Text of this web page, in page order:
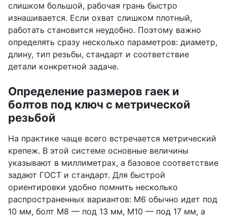
слишком большой, рабочая грань быстро
изнашивается. Если охват слишком плотный,
работать становится неудобно. Поэтому важно
определять сразу несколько параметров: диаметр,
длину, тип резьбы, стандарт и соответствие
детали конкретной задаче.
Определение размеров гаек и
болтов под ключ с метрической
резьбой
На практике чаще всего встречается метрический
крепеж. В этой системе основные величины
указывают в миллиметрах, а базовое соответствие
задают ГОСТ и стандарт. Для быстрой
ориентировки удобно помнить несколько
распространенных вариантов: М6 обычно идет под
10 мм, болт М8 — под 13 мм, М10 — под 17 мм, а